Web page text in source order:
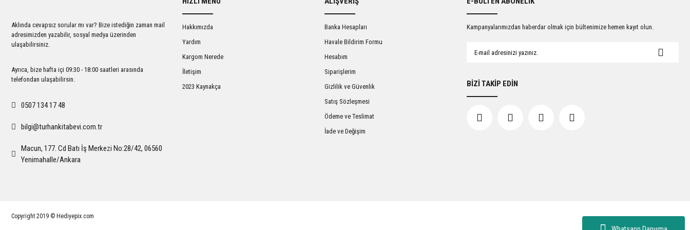
Ürün fiyatı diğer sitelerden daha pahalı.
Bu ürüne benzer farklı alternatifler olmalı.
Gönder
Aklında cevapsız sorular mı var? Bize istediğin zaman mail
adresimizden yazabilir, sosyal medya üzerinden
ulaşabilirsiniz.
Ayrıca, bize hafta içi 09:30 - 18:00 saatleri arasında
telefondan ulaşabilirsin.
0507 134 17 48
bilgi@turhankitabevi.com.tr
Macun, 177. Cd Batı İş Merkezi No:28/42, 06560
Yenimahalle/Ankara
Hakkımızda
Yardım
Kargom Nerede
İletişim
2023 Kaynakça
Banka Hesapları
Havale Bildirim Formu
Hesabım
Siparişlerim
Gizlilik ve Güvenlik
Satış Sözleşmesi
Ödeme ve Teslimat
İade ve Değişim
Kampanyalarımızdan haberdar olmak için bültenimize hemen kayıt olun.
BİZİ TAKİP EDİN
Copyright 2019 © Hediyepix.com